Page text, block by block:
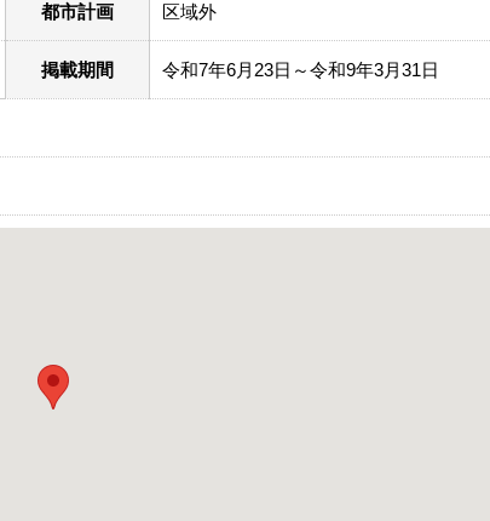
都市計画 区域外
掲載期間 令和7年6月23日～令和9年3月31日